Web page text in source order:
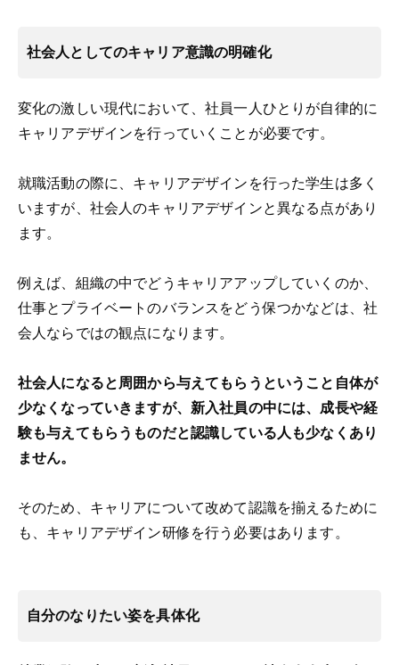
社会人としてのキャリア意識の明確化
変化の激しい現代において、社員一人ひとりが自律的に
キャリアデザインを行っていくことが必要です。
就職活動の際に、キャリアデザインを行った学生は多く
いますが、社会人のキャリアデザインと異なる点があり
ます。
例えば、組織の中でどうキャリアアップしていくのか、
仕事とプライベートのバランスをどう保つかなどは、社
会人ならではの観点になります。
社会人になると周囲から与えてもらうということ自体が
少なくなっていきますが、新入社員の中には、成長や経
験も与えてもらうものだと認識している人も少なくあり
ません。
そのため、キャリアについて改めて認識を揃えるために
も、キャリアデザイン研修を行う必要はあります。
自分のなりたい姿を具体化